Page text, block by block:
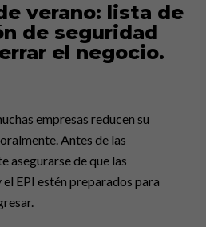
verano: lista de
de seguridad
el negocio.
empresas reducen su
Antes de las
asegurarse de que las
EPI estén preparados para